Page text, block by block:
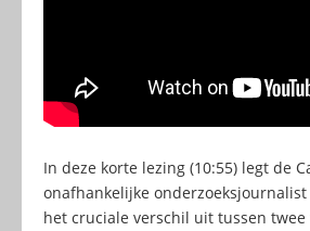
In deze korte lezing (10:55) legt de
onafhankelijke onderzoeksjournalist
het cruciale verschil uit tussen twee